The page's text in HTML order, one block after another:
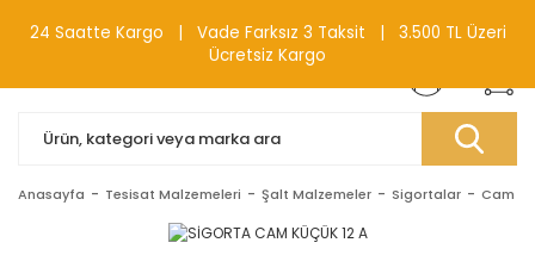
0(212) 240 87 88
Anasayfa Tesisat Malzemeleri Şalt Malzemeler Sigortalar Cam
24 Saatte Kargo | Vade Farksız 3 Taksit | 3.500 TL Üzeri
Ücretsiz Kargo